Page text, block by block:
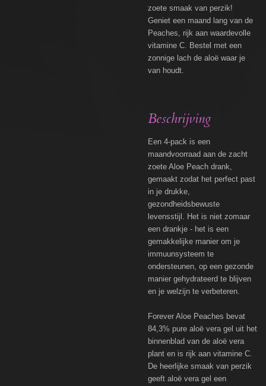
zoete smaak van perzik!
Geniet een maand lang van de
Peaches, rijk aan waardevolle
vitamine C. Bestel met een
zonnige lach de aloë waar je
van houdt.
Beschrijving
Een 4-pack is een
maandvoorraad aan de zacht
zoete Aloe Peach drank,
gemaakt zodat het perfect past
in je drukke,
gezondheidsbewuste
levensstijl. Het is niet zomaar
een drankje - het is een
gemakkelijke manier om je
immuunsysteem te
ondersteunen, op een gezonde
manier gehydrateerd te blijven
en je welzijn te verbeteren.
Forever Aloe Peaches bevat
84,3% pure aloë vera gel uit het
binnenblad van de aloë vera
plant en is rijk aan vitamine C.
De heerlijke smaak van perzik
geeft aloë vera gel een